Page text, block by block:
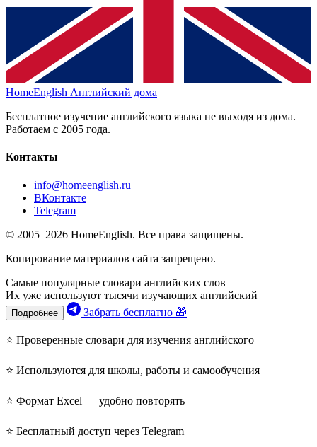
HomeEnglish Английский дома
Бесплатное изучение английского языка не выходя из дома.
Работаем с 2005 года.
Контакты
info@homeenglish.ru
ВКонтакте
Telegram
© 2005–2026 HomeEnglish. Все права защищены.
Копирование материалов сайта запрещено.
Самые популярные словари английских слов
Их уже используют тысячи изучающих английский
Подробнее Забрать бесплатно 🎁
⭐ Проверенные словари для изучения английского
⭐ Используются для школы, работы и самообучения
⭐ Формат Excel — удобно повторять
⭐ Бесплатный доступ через Telegram